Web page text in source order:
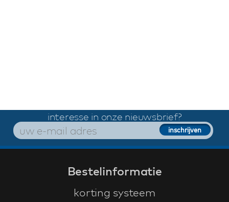
interesse in onze nieuwsbrief?
Bestelinformatie
korting systeem